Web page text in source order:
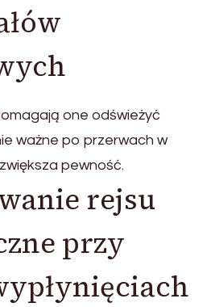
one odświeżyć
ważne po przerwach w
pewność.
rejsu
przy